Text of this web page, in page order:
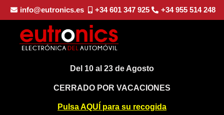
info@eutronics.es +34 601 347 925 +34 955 514 248
Del 10 al 23 de Agosto
CERRADO POR VACACIONES
Pulsa AQUÍ para su recogida